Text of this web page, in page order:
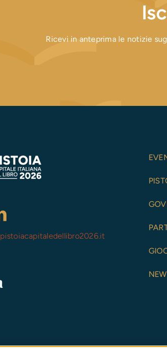
Ricevi in anteprima le notizie
pistoiacapitaledellibro2026.it